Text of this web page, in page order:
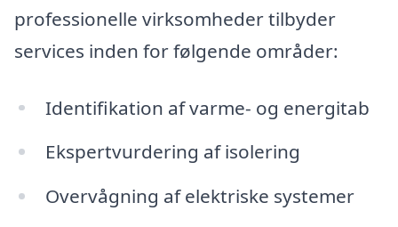
professionelle virksomheder tilbyder
services inden for følgende områder:
Identifikation af varme- og energitab
Ekspertvurdering af isolering
Overvågning af elektriske systemer